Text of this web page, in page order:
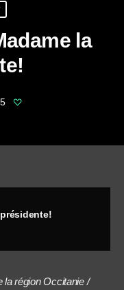
la
la région Occitanie /